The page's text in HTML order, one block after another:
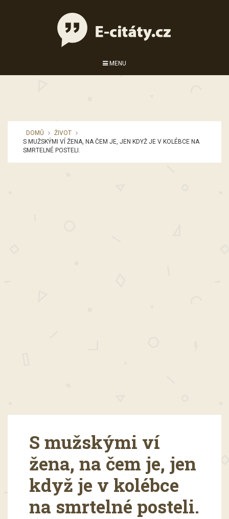
MENU
DOMŮ
ŽIVOT
S MUŽSKÝMI VÍ ŽENA, NA ČEM JE, JEN KDYŽ JE V KOLÉBCE NA
SMRTELNÉ POSTELI.
S mužskými ví
žena, na čem je, jen
když je v kolébce
na smrtelné posteli.